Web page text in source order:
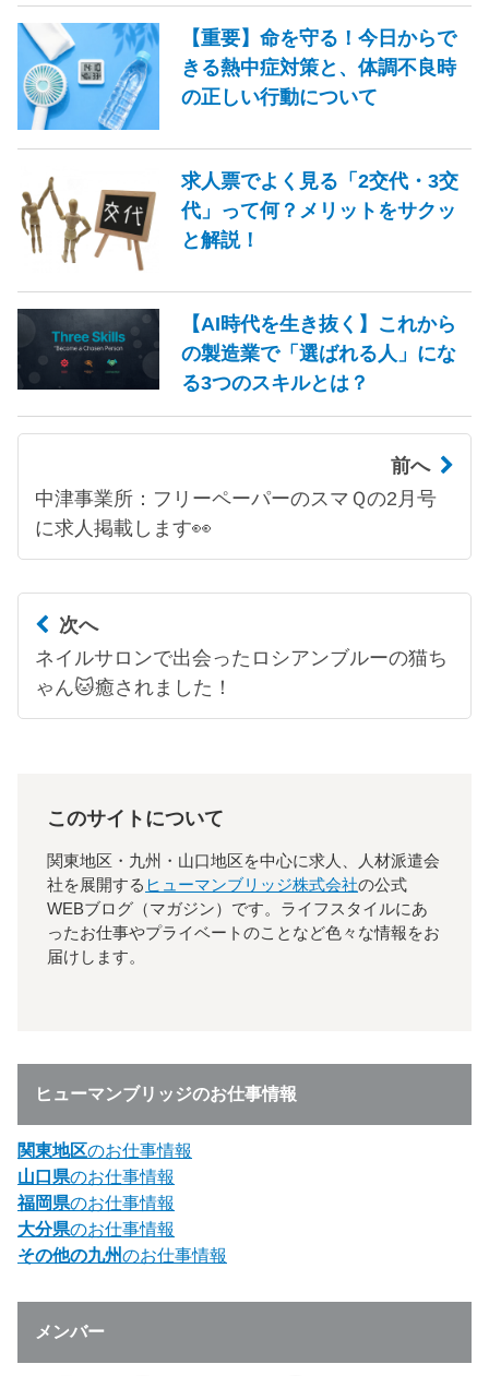
【重要】命を守る！今日からで
きる熱中症対策と、体調不良時
の正しい行動について
求人票でよく見る「2交代・3交
代」って何？メリットをサクッ
と解説！
【AI時代を生き抜く】これから
の製造業で「選ばれる人」にな
る3つのスキルとは？
前へ
中津事業所：フリーペーパーのスマＱの2月号
に求人掲載します👀
次へ
ネイルサロンで出会ったロシアンブルーの猫ち
ゃん🐱癒されました！
このサイトについて
関東地区・九州・山口地区を中心に求人、人材派遣会
社を展開する ヒューマンブリッジ株式会社の公式
WEBブログ（マガジン）です。ライフスタイルにあ
ったお仕事やプライベートのことなど色々な情報をお
届けします。
ヒューマンブリッジのお仕事情報
関東地区のお仕事情報
山口県のお仕事情報
福岡県のお仕事情報
大分県のお仕事情報
その他の九州のお仕事情報
メンバー